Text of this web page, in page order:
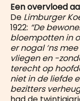
Een overvloed
De Limburger
1922: “De
bloempotten in
er nogal ‘ns
vliegen en -
terecht op
niet in de liefde
bezitters